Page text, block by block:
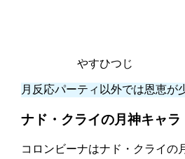
やすひつじ
月反応パーティ以外では恩恵が
ナド・クライの月神キャラ
コロンビーナはナド・クライの